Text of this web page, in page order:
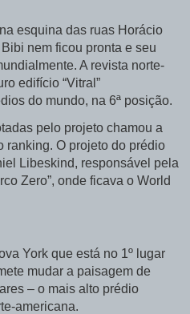
esquina das ruas Horácio
nem ficou pronta e seu
A revista norte-
edifício “Vitral”
do mundo, na 6ª posição.
pelo projeto chamou a
ranking. O projeto do prédio
Libeskind, responsável pela
Zero”, onde ficava o World
York que está no 1º lugar
mudar a paisagem de
– o mais alto prédio
americana.